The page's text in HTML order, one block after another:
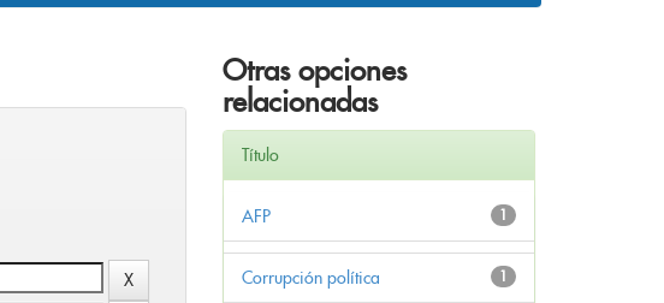
Otras opciones
relacionadas
Título
1
AFP
1
Corrupción política